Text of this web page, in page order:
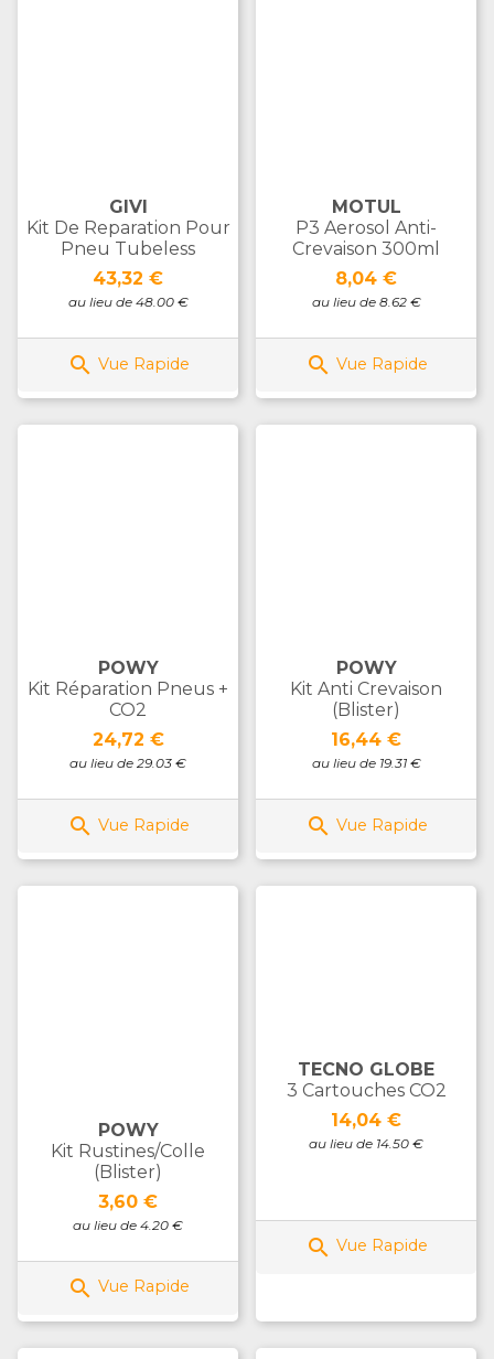
GIVI
Kit De Reparation Pour
Pneu Tubeless
Prix
43,32 €
au lieu de 48.00 €
 Vue Rapide
MOTUL
P3 Aerosol Anti-
Crevaison 300ml
Prix
8,04 €
au lieu de 8.62 €
 Vue Rapide
POWY
Kit Réparation Pneus +
CO2
Prix
24,72 €
au lieu de 29.03 €
 Vue Rapide
POWY
Kit Anti Crevaison
(blister)
Prix
16,44 €
au lieu de 19.31 €
 Vue Rapide
POWY
Kit Rustines/Colle
(blister)
Prix
3,60 €
au lieu de 4.20 €
 Vue Rapide
TECNO GLOBE
3 Cartouches CO2
Prix
14,04 €
au lieu de 14.50 €
 Vue Rapide